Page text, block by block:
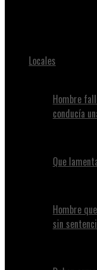
Locales
Hombre
conducía
Que
Hombre
sin